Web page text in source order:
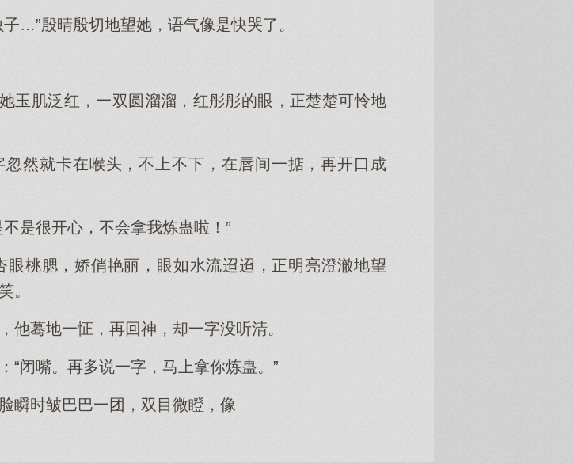
…”殷晴殷切地望她，语气像是快哭了。
玉肌泛红，一双圆溜溜，红彤彤的眼，正楚楚可怜地
忽然就卡在喉头，不上不下，在唇间一掂，再开口成
是很开心，不会拿我炼蛊啦！”
桃腮，娇俏艳丽，眼如水流迢迢，正明亮澄澈地望
。
他蓦地一怔，再回神，却一字没听清。
“闭嘴。再多说一字，马上拿你炼蛊。”
瞬时皱巴巴一团，双目微瞪，像